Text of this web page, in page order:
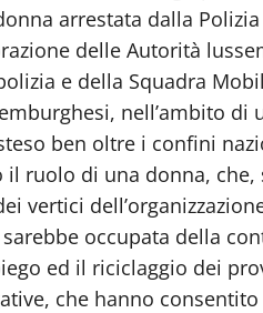
arrestata dalla
delle Autorità
e della Squadra
nell’ambito di
ben oltre i confini
ruolo di una donna,
vertici
occupata della
ed il riciclaggio dei
che hanno